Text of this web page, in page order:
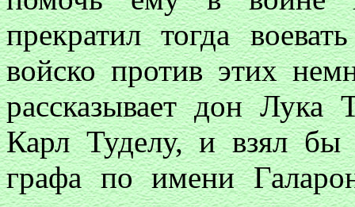
прекратил тогда
войско против этих
рассказывает дон Лука
Карл Туделу, и взял бы
графа по имени